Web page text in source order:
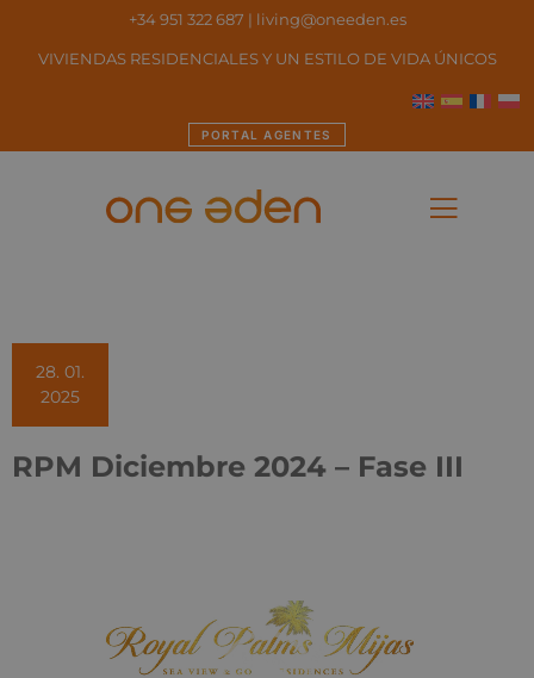
+34 951 322 687 | living@oneeden.es
VIVIENDAS RESIDENCIALES Y UN ESTILO DE VIDA ÚNICOS
PORTAL AGENTES
28. 01.
2025
RPM Diciembre 2024 – Fase III